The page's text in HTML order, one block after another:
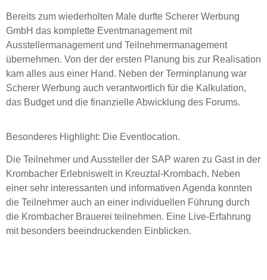
Bereits zum wiederholten Male durfte Scherer Werbung
GmbH das komplette Eventmanagement mit
Ausstellermanagement und Teilnehmermanagement
übernehmen. Von der der ersten Planung bis zur Realisation
kam alles aus einer Hand. Neben der Terminplanung war
Scherer Werbung auch verantwortlich für die Kalkulation,
das Budget und die finanzielle Abwicklung des Forums.
Besonderes Highlight: Die Eventlocation.
Die Teilnehmer und Aussteller der SAP waren zu Gast in der
Krombacher Erlebniswelt in Kreuztal-Krombach. Neben
einer sehr interessanten und informativen Agenda konnten
die Teilnehmer auch an einer individuellen Führung durch
die Krombacher Brauerei teilnehmen. Eine Live-Erfahrung
mit besonders beeindruckenden Einblicken.